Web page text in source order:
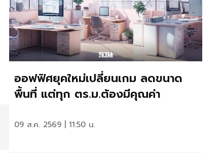
ออฟฟิศยุคใหม่เปลี่ยนเกม ลดขนาด
พื้นที่ แต่ทุก ตร.ม.ต้องมีคุณค่า
09 ส.ค. 2569 | 11:50 น.